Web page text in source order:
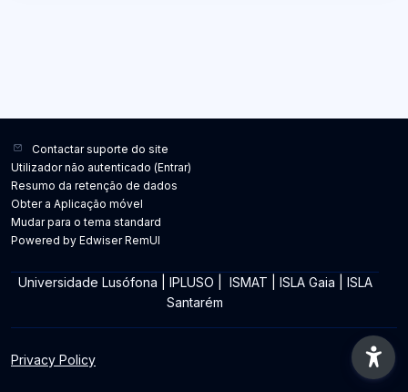
Contactar suporte do site
Utilizador não autenticado (Entrar)
Resumo da retenção de dados
Obter a Aplicação móvel
Mudar para o tema standard
Powered by Edwiser RemUI
Universidade Lusófona IPLUSO ISMAT ISLA Gaia
ISLA
Santarém
Privacy Policy